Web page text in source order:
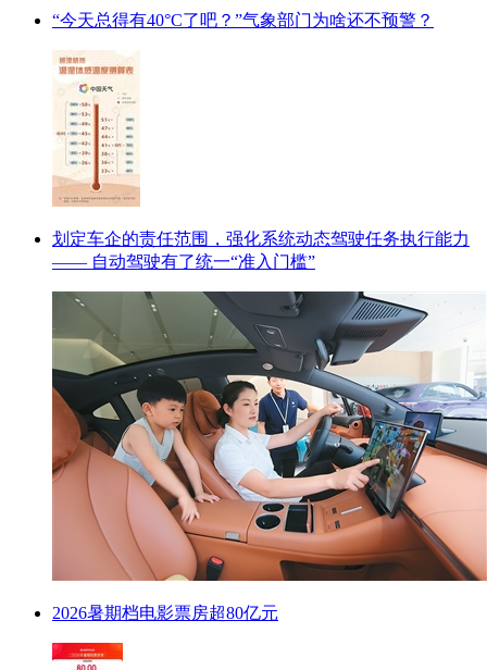
“今天总得有40°C了吧？”气象部门为啥还不预警？
划定车企的责任范围，强化系统动态驾驶任务执行能力
—— 自动驾驶有了统一“准入门槛”
2026暑期档电影票房超80亿元